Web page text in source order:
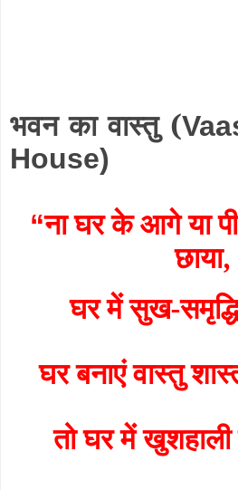
भवन का वास्तु (
House)
“ना घर के आगे या
छाया,
घर में सुख-
घर बनाएं वास्तु
तो घर में